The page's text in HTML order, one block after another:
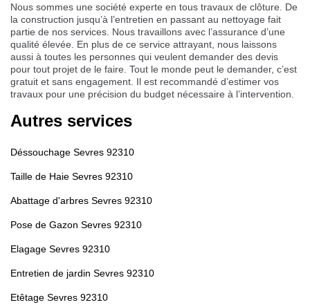
Nous sommes une société experte en tous travaux de clôture. De
la construction jusqu’à l’entretien en passant au nettoyage fait
partie de nos services. Nous travaillons avec l’assurance d’une
qualité élevée. En plus de ce service attrayant, nous laissons
aussi à toutes les personnes qui veulent demander des devis
pour tout projet de le faire. Tout le monde peut le demander, c’est
gratuit et sans engagement. Il est recommandé d’estimer vos
travaux pour une précision du budget nécessaire à l’intervention.
Autres services
Déssouchage Sevres 92310
Taille de Haie Sevres 92310
Abattage d'arbres Sevres 92310
Pose de Gazon Sevres 92310
Elagage Sevres 92310
Entretien de jardin Sevres 92310
Etêtage Sevres 92310